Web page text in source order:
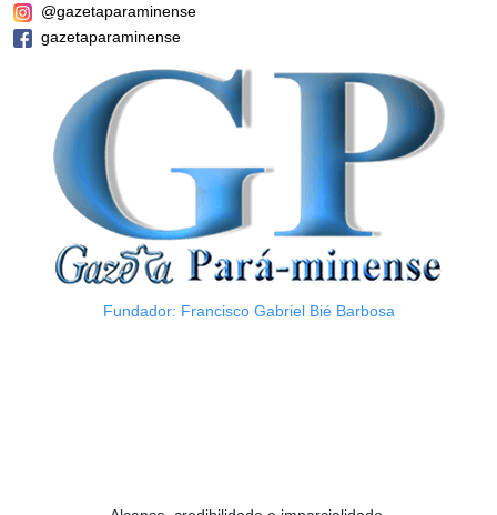
@gazetaparaminense
gazetaparaminense
Fundador: Francisco Gabriel Bié Barbosa